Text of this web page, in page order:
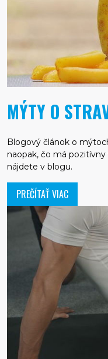
MÝTY O
Blogový článok o
naopak, čo má
nájdete v blogu.
PREČÍTAŤ VIAC